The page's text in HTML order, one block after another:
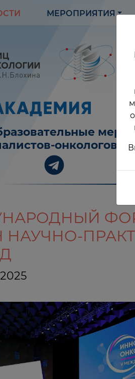
МЕРОПРИЯТИЯ
онкологов
НАУЧНО-